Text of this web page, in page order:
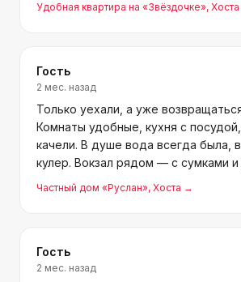
Отдыхом остались довольны!
Удобная квартира на «Звёздочке», Хоста
Гость
2 мес. назад
Только уехали, а уже
Комнаты удобные, кухня с
качели. В душе вода всегда была,
кулер. Вокзал рядом — с сумками
пешком дошли. Столовые,
А главное — море рядом!
Частный дом «Руслан», Хоста →
Гость
2 мес. назад